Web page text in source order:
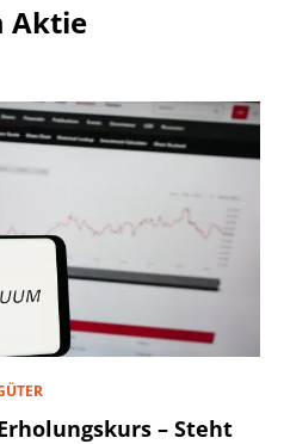
Aktie
– Steht